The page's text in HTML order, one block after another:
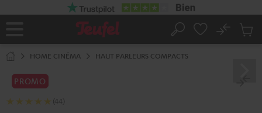
Page
Rechercher
No
HOME CINÉMA HAUT PARLEURS COMPACTS
PROMO
(44)